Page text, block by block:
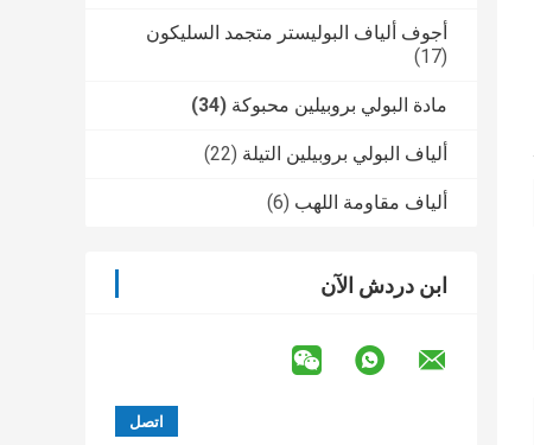
أجوف ألياف البوليستر متجمد السليكون
(17)
مادة البولي بروبيلين محبوكة (34)
ألياف البولي بروبيلين التيلة (22)
ألياف مقاومة اللهب (6)
ابن دردش الآن